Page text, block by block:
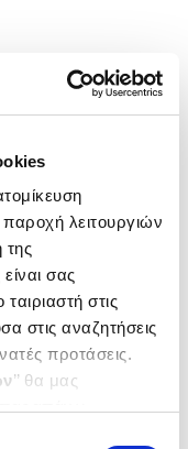
λειτουργιών
της
σας
στις
στις αναζητήσεις
προτάσεις.
’’ θα μας